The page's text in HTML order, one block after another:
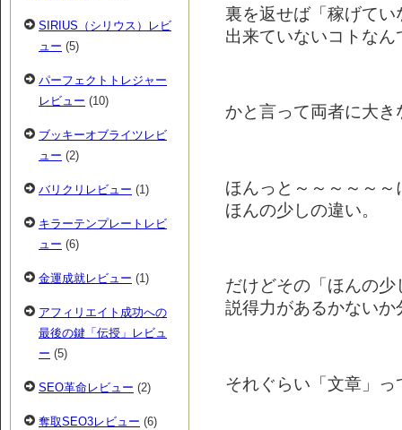
裏を返せば「稼げてい
出来ていないコトなん
かと言って両者に大
ほんっと～～～～～～
ほんの少しの違い。
だけどその「ほんの少
説得力があるかないか
それぐらい「文章」
SIRIUS（シリウス）レビ
ュー (5)
パーフェクトトレジャー
レビュー (10)
ブッキーオブライツレビ
ュー (2)
バリクリレビュー (1)
キラーテンプレートレビ
ュー (6)
金運成就レビュー (1)
アフィリエイト成功への
最後の鍵「伝授」レビュ
ー (5)
SEO革命レビュー (2)
奪取SEO3レビュー (6)